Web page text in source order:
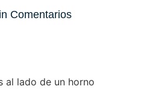
Comentarios